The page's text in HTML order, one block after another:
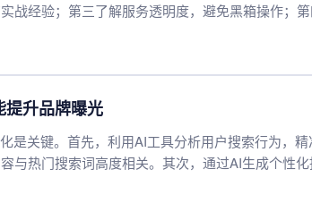
战经验；第三了解服务透明度，避免黑箱操作；
排名的合作伙伴。
升品牌曝光
是关键。首先，利用AI工具分析用户搜索行为，
与热门搜索词高度相关。其次，通过AI生成个性
，精准触达潜在客户，提高转化率。这些方法能有